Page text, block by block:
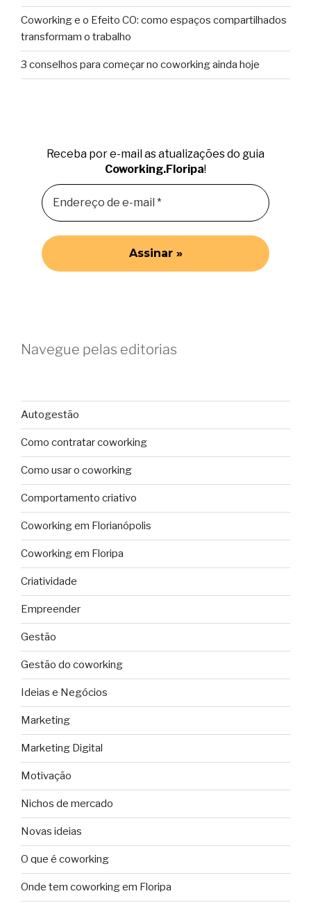
Coworking e o Efeito CO: como espaços compartilhados
transformam o trabalho
3 conselhos para começar no coworking ainda hoje
Receba por e-mail as atualizações do guia
Coworking.Floripa!
Navegue pelas editorias
Autogestão
Como contratar coworking
Como usar o coworking
Comportamento criativo
Coworking em Florianópolis
Coworking em Floripa
Criatividade
Empreender
Gestão
Gestão do coworking
Ideias e Negócios
Marketing
Marketing Digital
Motivação
Nichos de mercado
Novas ideias
O que é coworking
Onde tem coworking em Floripa